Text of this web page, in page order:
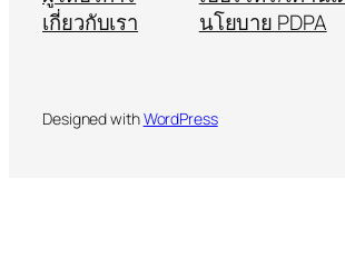
เกี่ยวกับเรา
นโยบาย PDPA
Designed withWordPress